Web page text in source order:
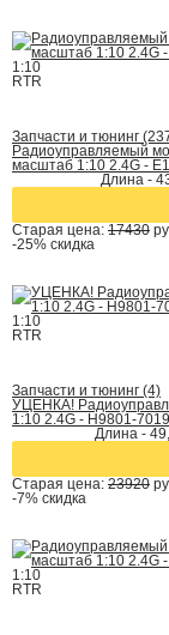
1:10
RTR
Запчасти и тюнинг
Радиоуправляемый
масштаб 1:10 2.4G -
Длина -
Старая цена: 17430
-25% скидка
1:10
RTR
Запчасти и тюнинг (4)
УЦЕНКА!
1:10 2.4G - H9801-
Длина -
Старая цена: 23920
-7% скидка
1:10
RTR